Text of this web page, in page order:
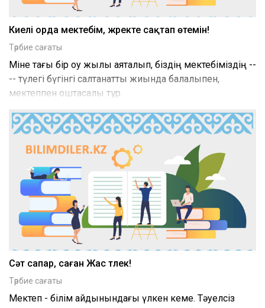
Киелі орда мектебім, жүректе сақтап өтемін!
Тәрбие сағаты
Міне тағы бір оқу жылы аяқталып, біздің мектебіміздің --
-- түлегі бүгінгі салтанатты жиында балалықпен,
мектеппен қоштасқалы тұр.
Сәт сапар, саған Жас түлек!
Тәрбие сағаты
Мектеп - білім айдынындағы үлкен кеме. Тәуелсіз